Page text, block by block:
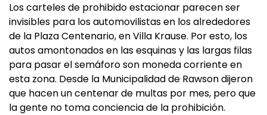
Los carteles de prohibido estacionar parecen ser
invisibles para los automovilistas en los alrededores
de la Plaza Centenario, en Villa Krause. Por esto, los
autos amontonados en las esquinas y las largas filas
para pasar el semáforo son moneda corriente en
esta zona. Desde la Municipalidad de Rawson dijeron
que hacen un centenar de multas por mes, pero que
la gente no toma conciencia de la prohibición.